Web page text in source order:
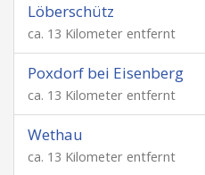
Löberschütz
ca. 13 Kilometer entfernt
Poxdorf bei Eisenberg
ca. 13 Kilometer entfernt
Wethau
ca. 13 Kilometer entfernt